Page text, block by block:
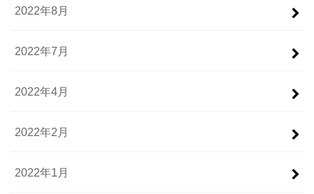
2022年8月
2022年7月
2022年4月
2022年2月
2022年1月